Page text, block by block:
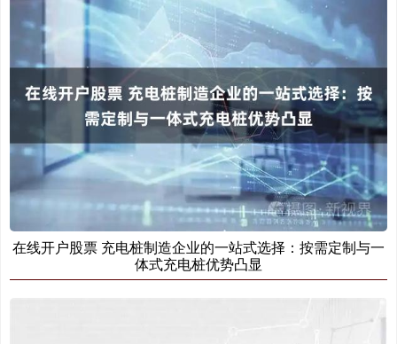
在线开户股票 充电桩制造企业的一站式选择：按需定制与一
体式充电桩优势凸显